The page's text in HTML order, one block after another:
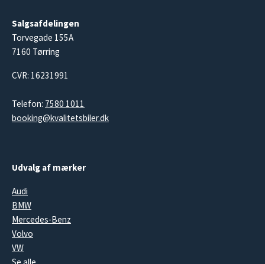
Salgsafdelingen
Torvegade 155A
7160 Tørring
CVR: 16231991
Telefon: 7580 1011
booking@kvalitetsbiler.dk
Udvalg af mærker
Audi
BMW
Mercedes-Benz
Volvo
VW